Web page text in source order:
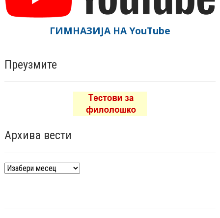
ГИМНАЗИЈА НА YouTube
Преузмите
Архива вести
Архива